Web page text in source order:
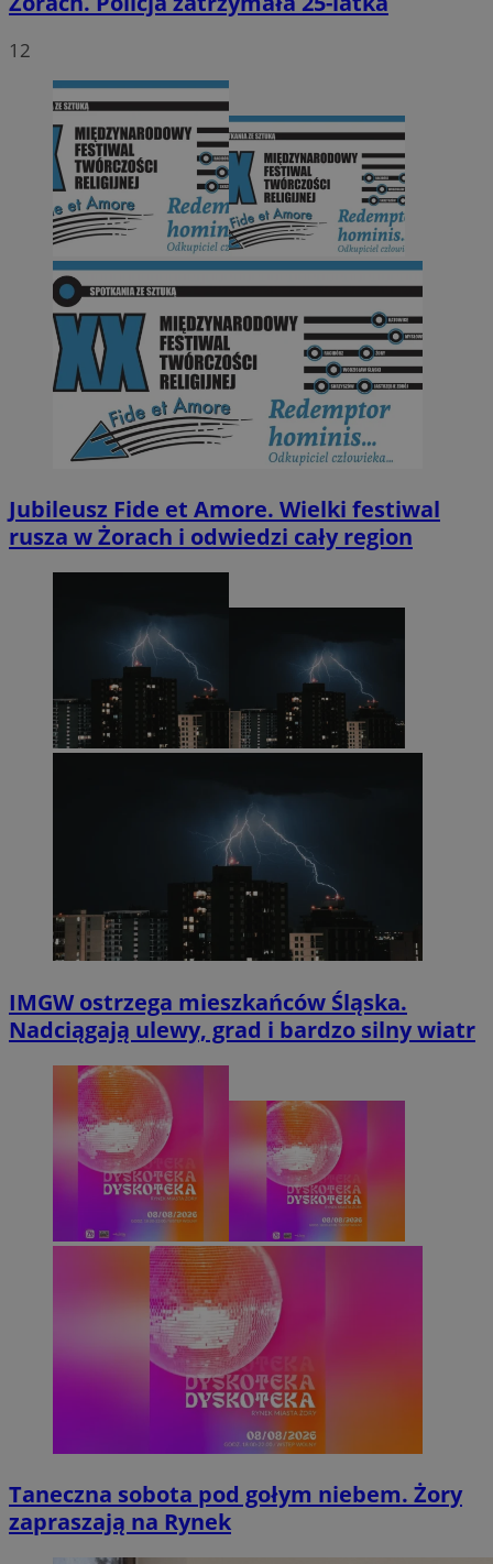
12
Jubileusz Fide et Amore. Wielki festiwal
rusza w Żorach i odwiedzi cały region
IMGW ostrzega mieszkańców Śląska.
Nadciągają ulewy, grad i bardzo silny wiatr
Taneczna sobota pod gołym niebem. Żory
zapraszają na Rynek